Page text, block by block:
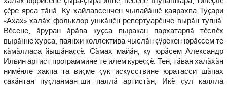
çĕре ярса тăнă. Ку хайлавсенчен чылайăшĕ каярахпа Туçари
«Ахах» халăх фольклор ушкăнĕн репертуарĕнче вырăн тупнă.
Вĕсене, ăруран ăрăва куçса пыракан пархатарлă тĕслĕх
вырăнне хурса, паянхи коллектива чыслăн çÿрекен юрăçсем те
кăмăлласа йышăнаççĕ. Сăмах майăн, ку юрăсем Александр
Ильин артист программине те илем кÿреççĕ. Тен, тăван халăхăн
нимĕнле хакпа та виçме çук искусствине юратасси шăпах
çакăнтан пуçланман-ши паллă артистăн; Икĕ çул каялла